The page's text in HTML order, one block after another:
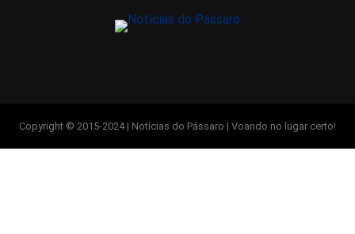
Copyright © 2015-2024 | Notícias do Pássaro | Voando no lugar certo!